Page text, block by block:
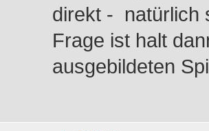
direkt - natürlich
Frage ist halt
ausgebildeten